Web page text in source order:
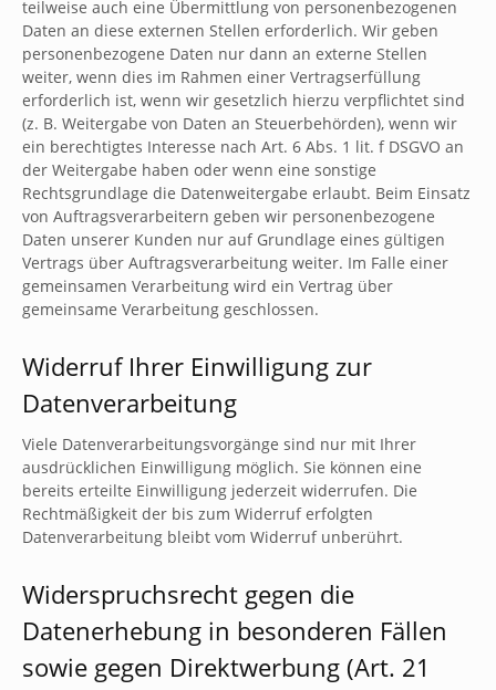
teilweise auch eine Übermittlung von personenbezogenen
Daten an diese externen Stellen erforderlich. Wir geben
personenbezogene Daten nur dann an externe Stellen
weiter, wenn dies im Rahmen einer Vertragserfüllung
erforderlich ist, wenn wir gesetzlich hierzu verpflichtet sind
(z. B. Weitergabe von Daten an Steuerbehörden), wenn wir
ein berechtigtes Interesse nach Art. 6 Abs. 1 lit. f DSGVO an
der Weitergabe haben oder wenn eine sonstige
Rechtsgrundlage die Datenweitergabe erlaubt. Beim Einsatz
von Auftragsverarbeitern geben wir personenbezogene
Daten unserer Kunden nur auf Grundlage eines gültigen
Vertrags über Auftragsverarbeitung weiter. Im Falle einer
gemeinsamen Verarbeitung wird ein Vertrag über
gemeinsame Verarbeitung geschlossen.
Widerruf Ihrer Einwilligung zur
Datenverarbeitung
Viele Datenverarbeitungsvorgänge sind nur mit Ihrer
ausdrücklichen Einwilligung möglich. Sie können eine
bereits erteilte Einwilligung jederzeit widerrufen. Die
Rechtmäßigkeit der bis zum Widerruf erfolgten
Datenverarbeitung bleibt vom Widerruf unberührt.
Widerspruchsrecht gegen die
Datenerhebung in besonderen Fällen
sowie gegen Direktwerbung (Art. 21